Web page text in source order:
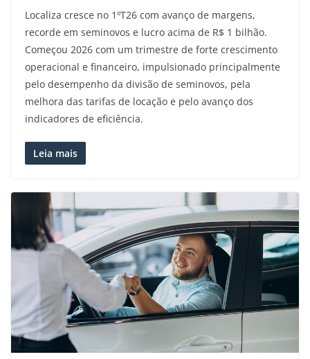
Localiza cresce no 1ºT26 com avanço de margens,
recorde em seminovos e lucro acima de R$ 1 bilhão.
Começou 2026 com um trimestre de forte crescimento
operacional e financeiro, impulsionado principalmente
pelo desempenho da divisão de seminovos, pela
melhora das tarifas de locação e pelo avanço dos
indicadores de eficiência.
Leia mais